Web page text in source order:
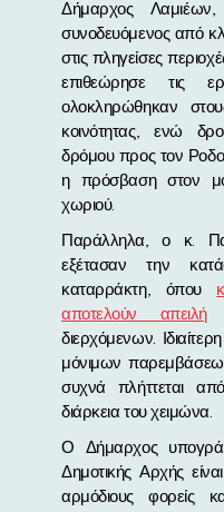
Δήμαρχος Λαμιέων,
συνοδευόμενος από
στις πληγείσες
επιθεώρησε τις
ολοκληρώθηκαν
κοινότητας, ενώ
δρόμου προς τον
η πρόσβαση στον
χωριού.
Παράλληλα, ο κ.
εξέτασαν την
καταρράκτη, όπου
αποτελούν απειλή
διερχόμενων.
μόνιμων
συχνά πλήττεται
διάρκεια του χειμώνα.
Ο Δήμαρχος
Δημοτικής Αρχής
αρμόδιους φορείς